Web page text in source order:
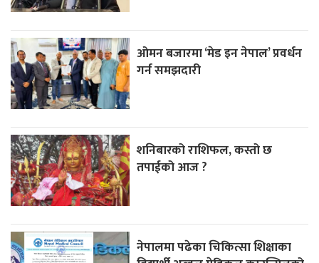
ओमन बजारमा ‘मेड इन नेपाल’ प्रवर्धन
गर्न समझदारी
शनिबारको राशिफल, कस्तो छ
तपाईको आज ?
नेपालमा पढेका चिकित्सा शिक्षाका